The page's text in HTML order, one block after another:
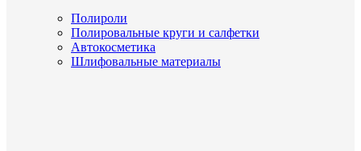
Полироли
Полировальные круги и салфетки
Автокосметика
Шлифовальные материалы